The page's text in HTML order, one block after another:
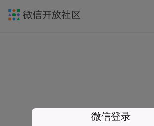
微信登录